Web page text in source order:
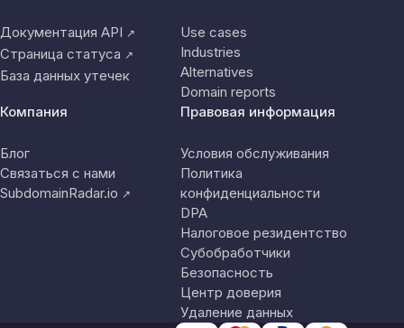
Документация API ↗
Страница статуса ↗
База данных утечек
Use cases
Industries
Alternatives
Domain reports
Компания
Блог
Связаться с нами
SubdomainRadar.io ↗
Правовая информация
Условия обслуживания
Политика
конфиденциальности
DPA
Налоговое резидентство
Субобработчики
Безопасность
Центр доверия
Удаление данных